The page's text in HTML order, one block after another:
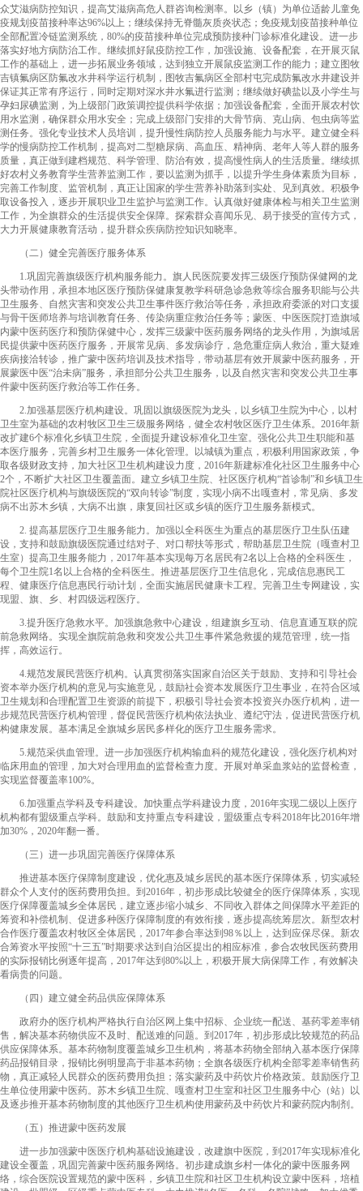
众艾滋病防控知识，提高艾滋病高危人群咨询检测率。以乡（镇）为单位适龄儿童免
疫规划疫苗接种率达96%以上；继续保持无脊髓灰质炎状态；免疫规划疫苗接种单位
全部配置冷链监测系统，80%的疫苗接种单位完成预防接种门诊标准化建设。进一步
落实好地方病防治工作。继续抓好鼠疫防控工作，加强设施、设备配套，在开展灭鼠
工作的基础上，进一步拓展业务领域，达到独立开展鼠疫监测工作的能力；建立图牧
吉镇氟病区防氟改水井科学运行机制，图牧吉氟病区全部村屯完成防氟改水井建设并
保证其正常有序运行，同时定期对深水井水氟进行监测；继续做好碘盐以及小学生与
孕妇尿碘监测，为上级部门政策调控提供科学依据；加强设备配套，全面开展农村饮
用水监测，确保群众用水安全；完成上级部门安排的大骨节病、克山病、包虫病等监
测任务。强化专业技术人员培训，提升慢性病防控人员服务能力与水平。建立健全科
学的慢病防控工作机制，提高对二型糖尿病、高血压、精神病、老年人等人群的服务
质量，真正做到建档规范、科学管理、防治有效，提高慢性病人的生活质量。继续抓
好农村义务教育学生营养监测工作，要以监测为抓手，以提升学生身体素质为目标，
完善工作制度、监管机制，真正让国家的学生营养补助落到实处、见到真效。积极争
取设备投入，逐步开展职业卫生监护与监测工作。认真做好健康体检与相关卫生监测
工作，为全旗群众的生活提供安全保障。探索群众喜闻乐见、易于接受的宣传方式，
大力开展健康教育活动，提升群众疾病防控知识知晓率。
（二）健全完善医疗服务体系
1.巩固完善旗级医疗机构服务能力。旗人民医院要发挥三级医疗预防保健网的龙
头带动作用，承担本地区医疗预防保健康复教学科研急诊急救等综合服务职能与公共
卫生服务、自然灾害和突发公共卫生事件医疗救治等任务，承担政府委派的对口支援
与骨干医师培养与培训教育任务、传染病重症救治任务等；蒙医、中医医院打造旗域
内蒙中医药医疗和预防保健中心，发挥三级蒙中医药服务网络的龙头作用，为旗域居
民提供蒙中医药医疗服务，开展常见病、多发病诊疗，急危重症病人救治，重大疑难
疾病接洽转诊，推广蒙中医药培训及技术指导，带动基层有效开展蒙中医药服务，开
展蒙医中医“治未病”服务，承担部分公共卫生服务，以及自然灾害和突发公共卫生事
件蒙中医药医疗救治等工作任务。
2.加强基层医疗机构建设。巩固以旗级医院为龙头，以乡镇卫生院为中心，以村
卫生室为基础的农村牧区卫生三级服务网络，健全农村牧区医疗卫生体系。2016年新
改扩建6个标准化乡镇卫生院，全面提升建设标准化卫生室。强化公共卫生职能和基
本医疗服务，完善乡村卫生服务一体化管理。以城镇为重点，积极利用国家政策，争
取各级财政支持，加大社区卫生机构建设力度，2016年新建标准化社区卫生服务中心
2个，不断扩大社区卫生覆盖面。建立乡镇卫生院、社区医疗机构“首诊制”和乡镇卫生
院社区医疗机构与旗级医院的“双向转诊”制度，实现小病不出嘎查村，常见病、多发
病不出苏木乡镇，大病不出旗，康复回社区或乡镇的医疗卫生服务新模式。
2. 提高基层医疗卫生服务能力。加强以全科医生为重点的基层医疗卫生队伍建
设，支持和鼓励旗级医院通过结对子、对口帮扶等形式，帮助基层卫生院（嘎查村卫
生室）提高卫生服务能力，2017年基本实现每万名居民有2名以上合格的全科医生，
每个卫生院1名以上合格的全科医生。推进基层医疗卫生信息化，完成信息惠民工
程、健康医疗信息惠民行动计划，全面实施居民健康卡工程。完善卫生专网建设，实
现盟、旗、乡、村四级远程医疗。
3.提升医疗急救水平。加强旗急救中心建设，组建旗乡互动、信息直通互联的院
前急救网络。实现全旗院前急救和突发公共卫生事件紧急救援的规范管理，统一指
挥，高效运行。
4.规范发展民营医疗机构。认真贯彻落实国家自治区关于鼓励、支持和引导社会
资本举办医疗机构的意见与实施意见，鼓励社会资本发展医疗卫生事业，在符合区域
卫生规划和合理配置卫生资源的前提下，积极引导社会资本投资兴办医疗机构，进一
步规范民营医疗机构管理，督促民营医疗机构依法执业、遵纪守法，促进民营医疗机
构健康发展。基本满足全旗城乡居民多样化的医疗卫生服务需求。
5.规范采供血管理。进一步加强医疗机构输血科的规范化建设，强化医疗机构对
临床用血的管理，加大对合理用血的监督检查力度。开展对单采血浆站的监督检查，
实现监督覆盖率100%。
6.加强重点学科及专科建设。加快重点学科建设力度，2016年实现二级以上医疗
机构都有盟级重点学科。鼓励和支持重点专科建设，盟级重点专科2018年比2016年增
加30%，2020年翻一番。
（三）进一步巩固完善医疗保障体系
推进基本医疗保障制度建设，优化惠及城乡居民的基本医疗保障体系，切实减轻
群众个人支付的医药费用负担。到2016年，初步形成比较健全的医疗保障体系，实现
医疗保障覆盖城乡全体居民，建立逐步缩小城乡、不同收入群体之间保障水平差距的
筹资和补偿机制、促进多种医疗保障制度的有效衔接，逐步提高统筹层次。新型农村
合作医疗覆盖农村牧区全体居民，2017年参合率达到98％以上，达到应保尽保。新农
合筹资水平按照“十三五”时期要求达到自治区提出的相应标准，参合农牧民医药费用
的实际报销比例逐年提高，2017年达到80%以上，积极开展大病保障工作，有效解决
看病贵的问题。
（四）建立健全药品供应保障体系
政府办的医疗机构严格执行自治区网上集中招标、企业统一配送、基药零差率销
售，解决基本药物供应不及时、配送难的问题。到2017年，初步形成比较规范的药品
供应保障体系。基本药物制度覆盖城乡卫生机构，将基本药物全部纳入基本医疗保障
药品报销目录，报销比例明显高于非基本药物；全旗各级医疗机构全部零差率销售药
物，真正减轻人民群众的医药费用负担；落实蒙药及中药饮片价格政策。鼓励医疗卫
生单位使用蒙中医药。苏木乡镇卫生院、嘎查村卫生室和社区卫生服务中心（站）以
及逐步推开基本药物制度的其他医疗卫生机构使用蒙药及中药饮片和蒙药院内制剂。
（五）推进蒙中医药发展
进一步加强蒙中医医疗机构基础设施建设，改建旗中医院，到2017年实现标准化
建设全覆盖，巩固完善蒙中医药服务网络。初步建成旗乡村一体化的蒙中医服务网
络，综合医院设置规范的蒙中医科，乡镇卫生院和社区卫生机构设立蒙中医科，培植